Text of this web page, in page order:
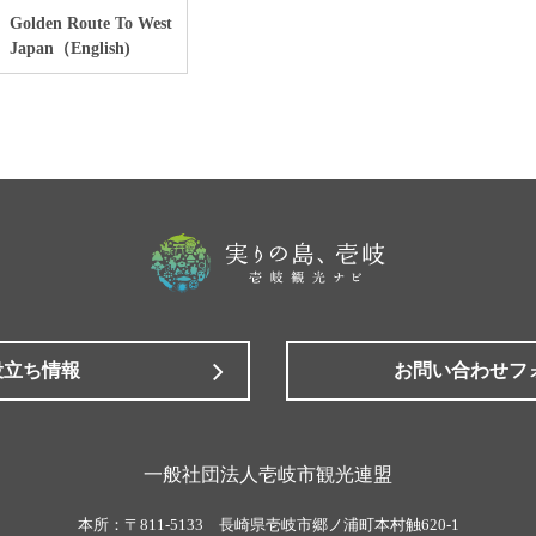
Golden Route To West
Japan（English)
ち情報 お問い合わせフ
一般社団法人壱岐市観光連盟
本所： 〒811-5133 長崎県壱岐市郷ノ浦町本村触620-1